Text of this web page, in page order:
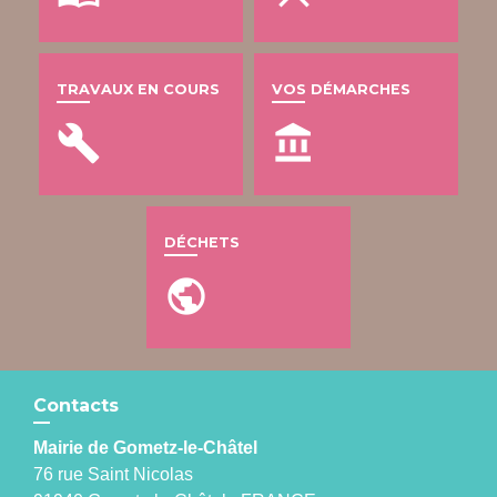
TRAVAUX EN COURS
build
VOS DÉMARCHES
account_balance
DÉCHETS
public
Contacts
Mairie de Gometz-le-Châtel
76 rue Saint Nicolas